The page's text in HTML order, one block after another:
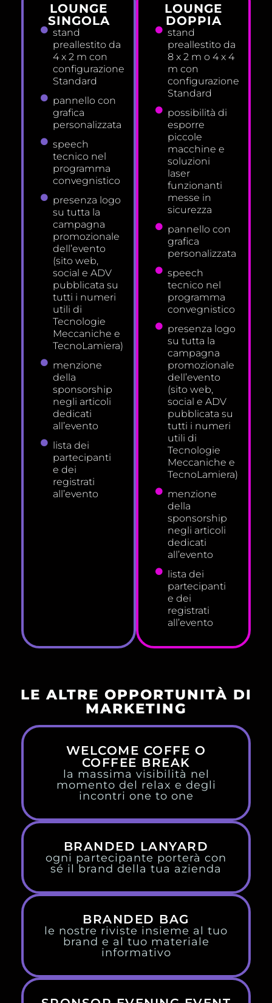
LOUNGE
SINGOLA
stand
preallestito da
4 x 2 m con
configurazione
Standard
pannello con
grafica
personalizzata
speech
tecnico nel
programma
convegnistico
presenza logo
su tutta la
campagna
promozionale
dell’evento
(sito web,
social e ADV
pubblicata su
tutti i numeri
utili di
Tecnologie
Meccaniche e
TecnoLamiera)
menzione
della
sponsorship
negli articoli
dedicati
all’evento
lista dei
partecipanti
e dei
registrati
all’evento
LOUNGE
DOPPIA
stand
preallestito da
8 x 2 m o 4 x 4
m con
configurazione
Standard
possibilità di
esporre
piccole
macchine e
soluzioni
laser
funzionanti
messe in
sicurezza
pannello con
grafica
personalizzata
speech
tecnico nel
programma
convegnistico
presenza logo
su tutta la
campagna
promozionale
dell’evento
(sito web,
social e ADV
pubblicata su
tutti i numeri
utili di
Tecnologie
Meccaniche e
TecnoLamiera)
menzione
della
sponsorship
negli articoli
dedicati
all’evento
lista dei
partecipanti
e dei
registrati
all’evento
LE ALTRE OPPORTUNITÀ DI
MARKETING
WELCOME COFFE O
COFFEE BREAK
la massima visibilità nel
momento del relax e degli
incontri one to one
BRANDED LANYARD
ogni partecipante porterà con
sé il brand della tua azienda
BRANDED BAG
le nostre riviste insieme al tuo
brand e al tuo materiale
informativo